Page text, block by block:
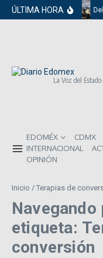
Saltar al contenido
ÚLTIMA HORA
La Voz del
EDOMÉX CDMX
INTERNACIONAL
OPINIÓN
Inicio / Terapias de
Navegando
etiqueta:
conversión